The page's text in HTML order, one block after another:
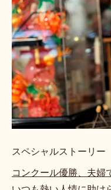
スペシャルストーリー
コンクール優勝、夫婦